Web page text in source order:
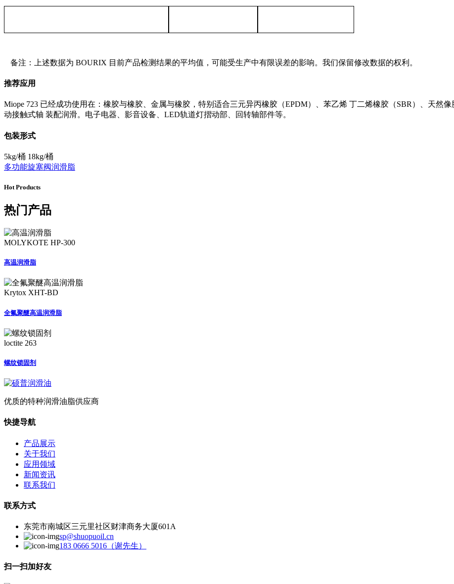
备注：上述数据为 BOURIX 目前产品检测结果的平均值，可能受生产中有限误差的影响。我们保留修改数据的权利。
推荐应用
Miope 723 已经成功使用在：橡胶与橡胶、金属与橡胶，特别适合三元异丙橡胶（EPDM）、苯乙烯 丁二烯橡胶（SBR）、天然
动接触式轴 装配润滑。电子电器、影音设备、LED轨道灯摺动部、回转轴部件等。
包装形式
5kg/桶 18kg/桶
多功能旋塞阀润滑脂
Hot Products
热门产品
MOLYKOTE HP-300
高温润滑脂
Krytox XHT-BD
全氟聚醚高温润滑脂
loctite 263
螺纹锁固剂
优质的特种润滑油脂供应商
快捷导航
产品展示
关于我们
应用领域
新闻资讯
联系我们
联系方式
东莞市南城区三元里社区财津商务大厦601A
sp@shuopuoil.cn
183 0666 5016（谢先生）
扫一扫加好友